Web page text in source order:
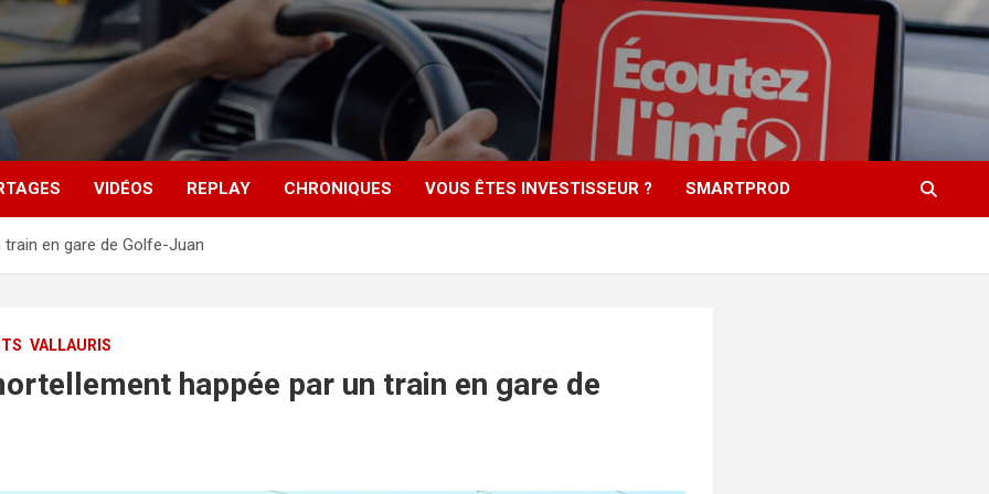
VIDÉOS REPLAY CHRONIQUES VOUS ÊTES INVESTISSEUR ? SMARTPROD
en gare de Golfe-Juan
VALLAURIS
happée par un train en gare de